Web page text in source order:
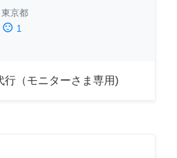
東京都
sentiment_dissatisfied 1
行（モニターさま専用)